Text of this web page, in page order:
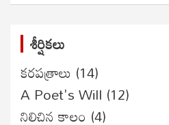
శీర్షికలు
కరపత్రాలు (14)
A Poet's Will (12)
నిలిచిన కాలం (4)